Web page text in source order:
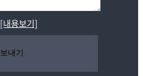
[내용보기]